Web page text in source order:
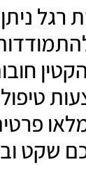
פרטים
שקט